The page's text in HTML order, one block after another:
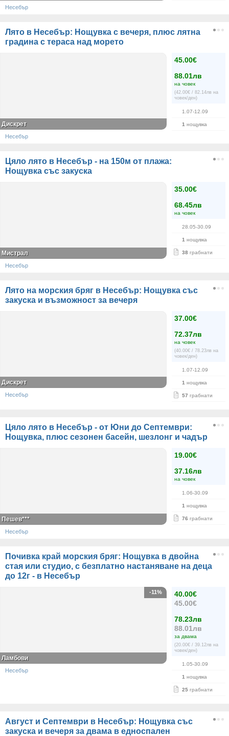
Несебър
Лято в Несебър: Нощувка с вечеря, плюс лятна
градина с тераса над морето
45.00€
88.01лв
на човек
(42.00€ / 82.14лв на
човек/ден)
1.07-12.09
1 нощувка
Дискрет
Несебър
Цяло лято в Несебър - на 150м от плажа:
Нощувка със закуска
35.00€
68.45лв
на човек
28.05-30.09
1 нощувка
38 грабнати
Мистрал
Несебър
Лято на морския бряг в Несебър: Нощувка със
закуска и възможност за вечеря
37.00€
72.37лв
на човек
(40.00€ / 78.23лв на
човек/ден)
1.07-12.09
1 нощувка
57 грабнати
Дискрет
Несебър
Цяло лято в Несебър - от Юни до Септември:
Нощувка, плюс сезонен басейн, шезлонг и чадър
19.00€
37.16лв
на човек
1.06-30.09
1 нощувка
76 грабнати
Пешев***
Несебър
Почивка край морския бряг: Нощувка в двойна
стая или студио, с безплатно настаняване на деца
до 12г - в Несебър
40.00€
45.00€
78.23лв
88.01лв
за двама
(20.00€ / 39.12лв на
човек/ден)
1.05-30.09
1 нощувка
25 грабнати
-11%
Ламбови
Несебър
Август и Септември в Несебър: Нощувка със
закуска и вечеря за двама в едноспален